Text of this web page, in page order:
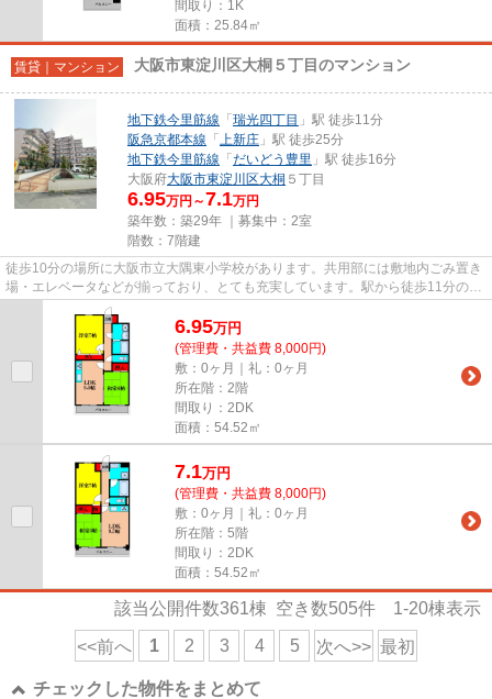
間取り：1K
面積：25.84㎡
賃貸｜マンション 大阪市東淀川区大桐５丁目のマンション
地下鉄今里筋線 「 瑞光四丁目 」駅 徒歩11分
阪急京都本線 「 上新庄 」駅 徒歩25分
地下鉄今里筋線 「 だいどう豊里 」駅 徒歩16分
大阪府大阪市東淀川区大桐 ５丁目
6.95万円～7.1万円
築年数：築29年 ｜募集中： 2室
階数：7階建
徒歩10分の場所に大阪市立大隅東小学校があります。共用部には敷地内ごみ置き
場・エレベータなどが揃っており、とても充実しています。駅から徒歩11分のと
ころにあるマンションはいか...
6.95万円
(管理費・共益費 8,000円)
敷：0ヶ月｜礼：0ヶ月
所在階：2階
間取り：2DK
面積：54.52㎡
7.1万円
(管理費・共益費 8,000円)
敷：0ヶ月｜礼：0ヶ月
所在階：5階
間取り：2DK
面積：54.52㎡
該当公開件数361棟 空き数505件 1-20棟表示
<<前へ 1 2 3 4 5 次へ>> 最初
チェックした物件をまとめて